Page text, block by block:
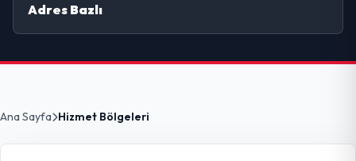
Adres Bazlı
Ana Sayfa Hizmet Bölgeleri